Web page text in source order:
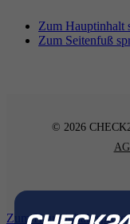
Zum Hauptinhalt
Zum Seitenfuß
© 2026
Zum Hauptinhalt